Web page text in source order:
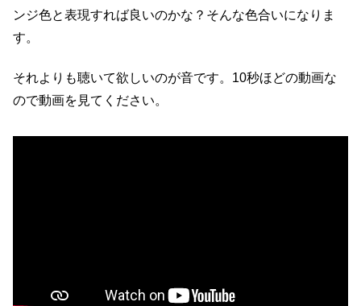
ンジ色と表現すれば良いのかな？そんな色合いになりま
す。
それよりも聴いて欲しいのが音です。10秒ほどの動画な
ので動画を見てください。